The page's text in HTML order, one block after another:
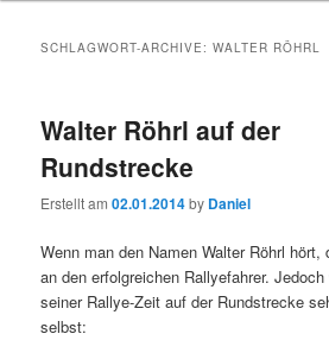
SCHLAGWORT-ARCHIVE:WALTER RÖHRL
Walter Röhrl auf der
Rundstrecke
Erstellt am02.01.2014by Daniel
Wenn man den Namen Walter Röhrl
an den erfolgreichen Rallyefahrer.
seiner Rallye-Zeit auf der Rundstrecke
selbst: